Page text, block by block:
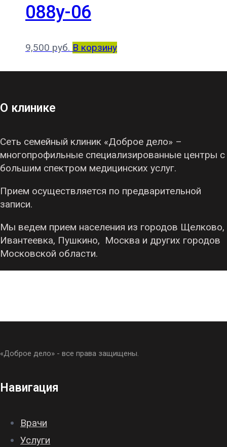
088у-06
9,500 руб. В корзину
О клинике
Сеть семейный клиник «Доброе дело» –
многопрофильные специализированные центры с
большим спектром медицинских услуг.
Прием осуществляется по предварительной
записи.
Мы ведем прием населения из городов Щелково,
Ивантеевка, Пушкино, Москва и других городов
Московской области.
«Доброе дело» - все права защищены.
Навигация
Врачи
Услуги